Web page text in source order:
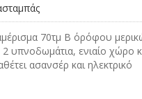
70τμ Β ΄ορόφου
2 υπνοδωμάτια, ενιαίο χώρο
ασανσέρ και ηλεκτρικό